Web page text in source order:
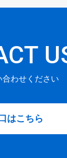
わせください
はこちら